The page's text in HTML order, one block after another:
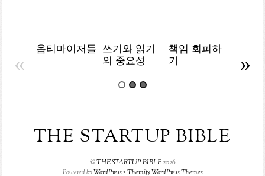
옵티마이저들
쓰기와 읽기
의 중요성
책임 회피하
기
« »
THE STARTUP BIBLE
©THE STARTUP BIBLE2026
Powered byWordPress•Themify WordPress Themes